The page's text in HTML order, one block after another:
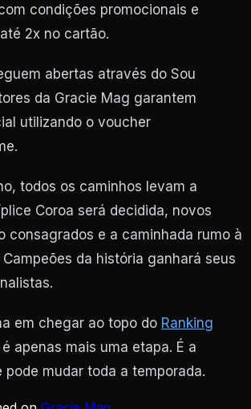
condições promocionais e
2x no cartão.
abertas através do Sou
da Gracie Mag garantem
utilizando o voucher
todos os caminhos levam a
Coroa será decidida, novos
consagrados e a caminhada rumo à
da história ganhará seus
em chegar ao topo do Ranking
apenas mais uma etapa. É a
pode mudar toda a temporada.